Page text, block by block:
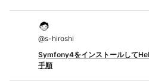
@s-hiroshi
Symfony4をインストールして
手順